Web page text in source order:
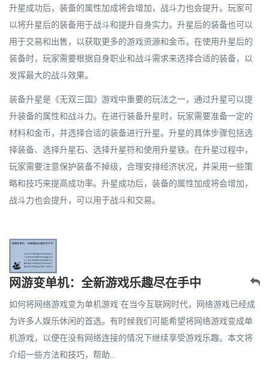
升星成功后，装备的属性加成将会增加，战斗力也会提升。玩家可
以将升星后的装备用于战斗和提升自身实力。升星后的装备也可以
用于交易和出售，以获取更多的游戏资源和金币。在使用升星后的
装备时，玩家需要根据自身职业和战斗需求来选择合适的装备，以
发挥最大的战斗效果。
装备升星是《无双三国》游戏中重要的玩法之一，通过升星可以提
升装备的属性和战斗力。在进行装备升星时，玩家需要准备一定的
材料和金币，并选择合适的装备进行升星。升星的具体步骤包括选
择装备、选择升星石、选择升星符和使用升星铁。在升星过程中，
玩家需要注意保护装备不掉级，合理安排经济状况，并采用一些策
略和技巧来提高成功率。升星成功后，装备的属性加成将会增加，
战斗力也会提升，可以用于战斗和交易。
网游变单机：全新游戏乐趣尽在手中
如何将网络游戏变为单机游戏 在当今互联网时代，网络游戏已经成
为许多人娱乐休闲的首选。有时候我们可能希望将网络游戏变成单
机游戏，以便在没有网络连接的情况下继续享受游戏乐趣。本文将
介绍一些方法和技巧，帮助...